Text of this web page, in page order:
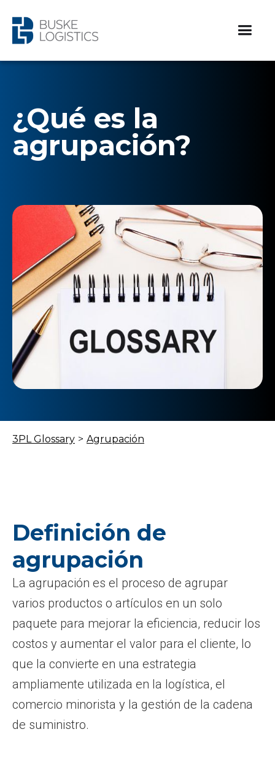
¿Qué es la
agrupación?
3PL Glossary > Agrupación
Definición de
agrupación
La agrupación es el proceso de agrupar
varios productos o artículos en un solo
paquete para mejorar la eficiencia, reducir los
costos y aumentar el valor para el cliente, lo
que la convierte en una estrategia
ampliamente utilizada en la logística, el
comercio minorista y la gestión de la cadena
de suministro.